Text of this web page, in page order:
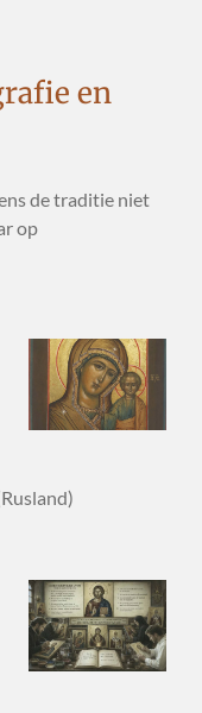
en
de traditie niet
op